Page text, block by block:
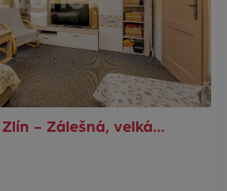
- Zálešná, velká…